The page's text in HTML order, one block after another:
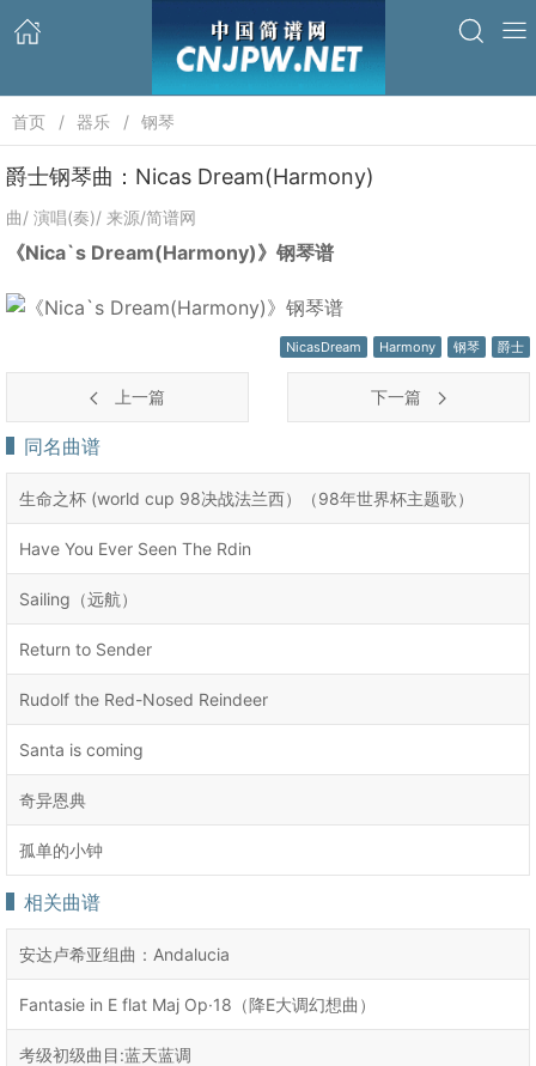
首页 器乐 钢琴
爵士钢琴曲：Nicas Dream(Harmony)
曲/ 演唱(奏)/ 来源/简谱网
《Nica`s Dream(Harmony)》钢琴谱
NicasDream Harmony 钢琴 爵士
上一篇 下一篇
同名曲谱
生命之杯 (world cup 98决战法兰西）（98年世界杯主题歌）
Have You Ever Seen The Rdin
Sailing（远航）
Return to Sender
Rudolf the Red-Nosed Reindeer
Santa is coming
奇异恩典
孤单的小钟
相关曲谱
安达卢希亚组曲：Andalucia
Fantasie in E flat Maj Op·18（降E大调幻想曲）
考级初级曲目:蓝天蓝调